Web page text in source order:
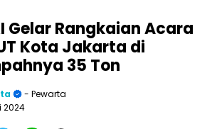
Gelar Rangkaian Acara
Kota Jakarta di
35 Ton
- Pewarta
2024